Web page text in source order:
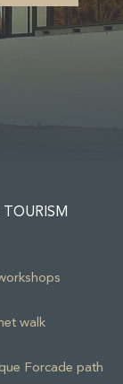
walk
Forcade path